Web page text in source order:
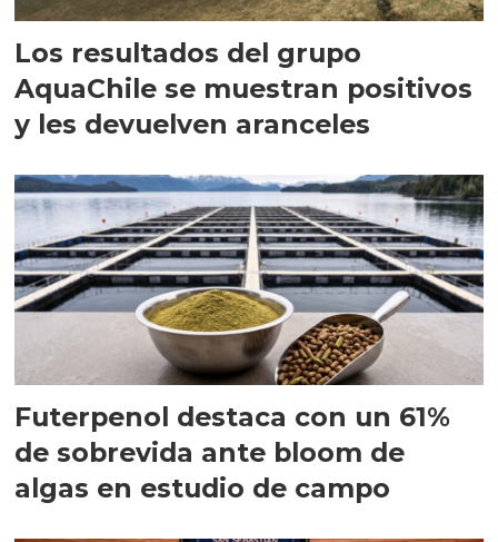
Los resultados del grupo
AquaChile se muestran positivos
y les devuelven aranceles
Futerpenol destaca con un 61%
de sobrevida ante bloom de
algas en estudio de campo